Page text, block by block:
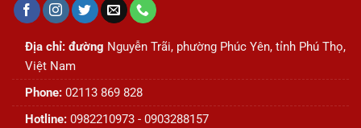
Địa chỉ: đường Nguyễn Trãi, phường Phúc Yên, tỉnh Phú Thọ,
Việt Nam
Phone: 02113 869 828
Hotline: 0982210973 - 0903288157